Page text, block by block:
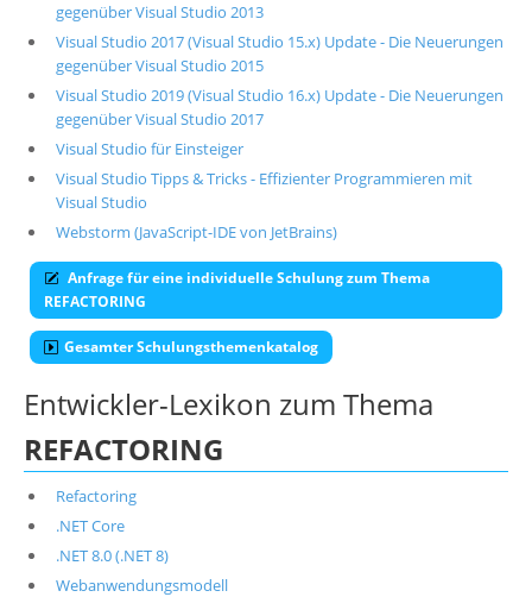
gegenüber Visual Studio 2013
Visual Studio 2017 (Visual Studio 15.x) Update - Die Neuerungen
gegenüber Visual Studio 2015
Visual Studio 2019 (Visual Studio 16.x) Update - Die Neuerungen
gegenüber Visual Studio 2017
Visual Studio für Einsteiger
Visual Studio Tipps & Tricks - Effizienter Programmieren mit
Visual Studio
Webstorm (JavaScript-IDE von JetBrains)
Anfrage für eine individuelle Schulung zum Thema
REFACTORING
Gesamter Schulungsthemenkatalog
Entwickler-Lexikon zum Thema
REFACTORING
Refactoring
.NET Core
.NET 8.0 (.NET 8)
Webanwendungsmodell